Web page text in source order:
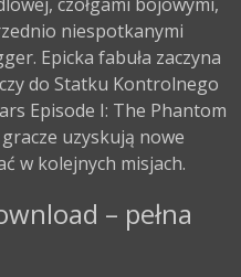
niespotkanymi
Epicka fabuła zaczyna
do Statku Kontrolnego
Episode I: The Phantom
uzyskują nowe
w kolejnych misjach.
– pełna